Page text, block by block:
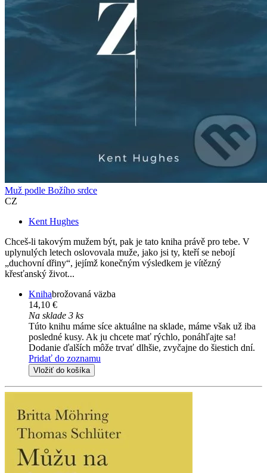
Muž podle Božího srdce
CZ
Kent Hughes
Chceš-li takovým mužem být, pak je tato kniha právě pro tebe. V
uplynulých letech oslovovala muže, jako jsi ty, kteří se nebojí
„duchovní dřiny“, jejímž konečným výsledkem je vítězný
křesťanský život...
Knihabrožovaná väzba
14,10 €
Na sklade 3 ks
Túto knihu máme síce aktuálne na sklade, máme však už iba
posledné kusy. Ak ju chcete mať rýchlo, ponáhľajte sa!
Dodanie ďalších môže trvať dlhšie, zvyčajne do šiestich dní.
Pridať do zoznamu
Vložiť do košíka